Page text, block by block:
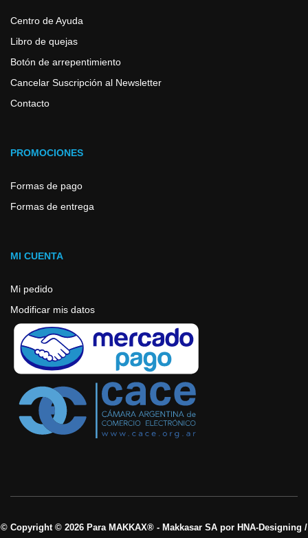
Centro de Ayuda
Libro de quejas
Botón de arrepentimiento
Cancelar Suscripción al Newsletter
Contacto
PROMOCIONES
Formas de pago
Formas de entrega
MI CUENTA
Mi pedido
Modificar mis datos
© Copyright © 2026 Para MAKKAX® - Makkasar SA por HNA-Designing /